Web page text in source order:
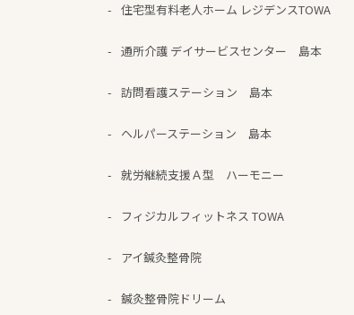
住宅型有料老人ホーム レジデンスTOWA
通所介護 デイサービスセンター 島本
訪問看護ステーション 島本
ヘルパーステーション 島本
就労継続支援Ａ型 ハーモニー
フィジカルフィットネス TOWA
アイ鍼灸整骨院
鍼灸整骨院ドリーム